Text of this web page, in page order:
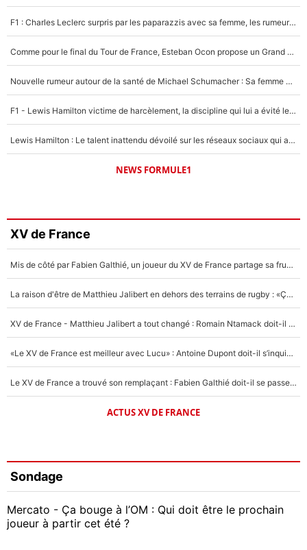
F1 : Charles Leclerc surpris par les paparazzis avec sa femme, les rumeurs étaient vraies !
Comme pour le final du Tour de France, Esteban Ocon propose un Grand Prix de Formule 1 à Paris : «Autour de l’Arc de Triomphe, ce serait génial» !
Nouvelle rumeur autour de la santé de Michael Schumacher : Sa femme Corinna sort du silence
F1 - Lewis Hamilton victime de harcèlement, la discipline qui lui a évité le pire : «J'aurais probablement mal tourné»
Lewis Hamilton : Le talent inattendu dévoilé sur les réseaux sociaux qui a impressionné Kim Kardashian pendant leurs vacances en amoureux !
NEWS FORMULE1
XV de France
Mis de côté par Fabien Galthié, un joueur du XV de France partage sa frustration : «ils ne me l’ont pas dit tout de suite»
La raison d'être de Matthieu Jalibert en dehors des terrains de rugby : «Ça m'atteint autant que si tu touches à un membre de ma famille»
XV de France - Matthieu Jalibert a tout changé : Romain Ntamack doit-il s’inquiéter pour sa place à un an de la Coupe du monde ?
«Le XV de France est meilleur avec Lucu» : Antoine Dupont doit-il s’inquiéter pour sa place ?
Le XV de France a trouvé son remplaçant : Fabien Galthié doit-il se passer d'Antoine Dupont ?
ACTUS XV DE FRANCE
Sondage
Mercato - Ça bouge à l’OM : Qui doit être le prochain
joueur à partir cet été ?